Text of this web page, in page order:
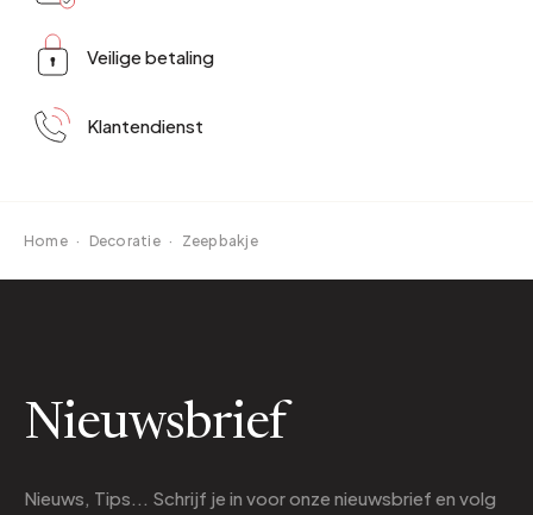
Veilige betaling
Klantendienst
Home · Decoratie · Zeepbakje
Nieuwsbrief
Nieuws, Tips... Schrijf je in voor onze nieuwsbrief en volg